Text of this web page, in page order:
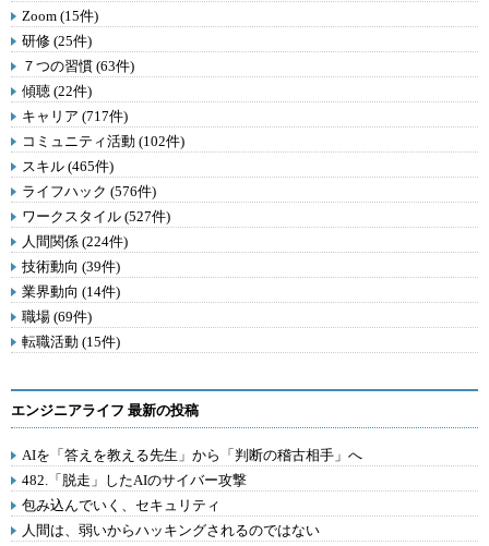
Zoom (15件)
研修 (25件)
７つの習慣 (63件)
傾聴 (22件)
キャリア (717件)
コミュニティ活動 (102件)
スキル (465件)
ライフハック (576件)
ワークスタイル (527件)
人間関係 (224件)
技術動向 (39件)
業界動向 (14件)
職場 (69件)
転職活動 (15件)
エンジニアライフ 最新の投稿
AIを「答えを教える先生」から「判断の稽古相手」へ
482.「脱走」したAIのサイバー攻撃
包み込んでいく、セキュリティ
人間は、弱いからハッキングされるのではない